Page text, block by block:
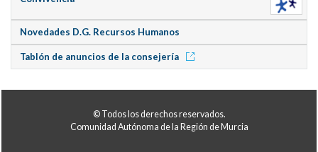
Novedades D.G. Recursos Humanos
Tablón de anuncios de la consejería
© Todos los derechos reservados.
Comunidad Autónoma de la Región de Murcia